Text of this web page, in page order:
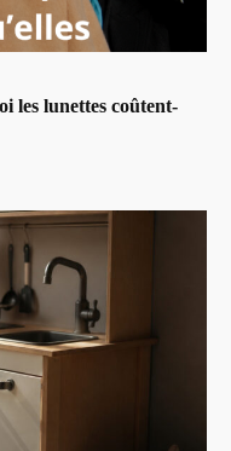
les lunettes coûtent-